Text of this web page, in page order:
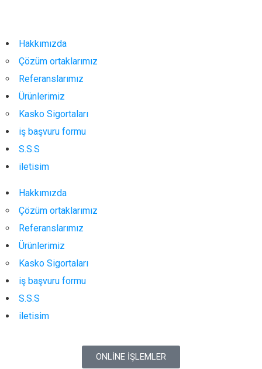
Hakkımızda
Çözüm ortaklarımız
Referanslarımız
Ürünlerimiz
Kasko Sigortaları
iş başvuru formu
S.S.S
iletisim
Hakkımızda
Çözüm ortaklarımız
Referanslarımız
Ürünlerimiz
Kasko Sigortaları
iş başvuru formu
S.S.S
iletisim
ONLİNE İŞLEMLER